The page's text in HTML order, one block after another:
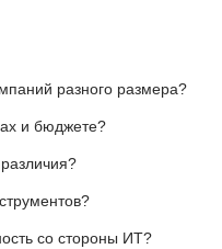
разного размера?
и бюджете?
со стороны ИТ?